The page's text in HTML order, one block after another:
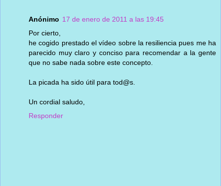
Anónimo 17 de enero de 2011 a las 19:45
Por cierto,
he cogido prestado el vídeo sobre la resiliencia pues me ha
parecido muy claro y conciso para recomendar a la gente
que no sabe nada sobre este concepto.
La picada ha sido útil para tod@s.
Un cordial saludo,
Responder